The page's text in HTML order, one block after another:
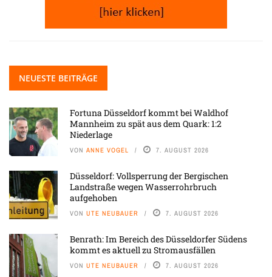
NEUESTE BEITRÄGE
Fortuna Düsseldorf kommt bei Waldhof
Mannheim zu spät aus dem Quark: 1:2
Niederlage
VON ANNE VOGEL 7. AUGUST 2026
Düsseldorf: Vollsperrung der Bergischen
Landstraße wegen Wasserrohrbruch
aufgehoben
VON UTE NEUBAUER 7. AUGUST 2026
Benrath: Im Bereich des Düsseldorfer Südens
kommt es aktuell zu Stromausfällen
VON UTE NEUBAUER 7. AUGUST 2026